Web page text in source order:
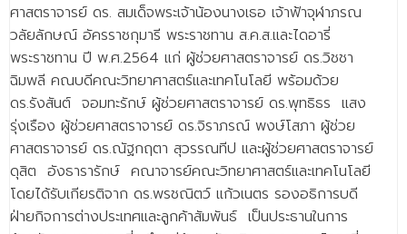
ศาสตราจารย์ ดร. สมเด็จพระเจ้าน้องนางเธอ เจ้าฟ้าจุฬาภรณ
วลัยลักษณ์ อัครราชกุมารี พระราชทาน ส.ค.ส.และไดอารี่
พระราชทาน ปี พ.ศ.2564 แก่ ผู้ช่วยศาสตราจารย์ ดร.วิชชา
ฉิมพลี คณบดีคณะวิทยาศาสตร์และเทคโนโลยี พร้อมด้วย
ดร.รังสันต์ จอมทะรักษ์ ผู้ช่วยศาสตราจารย์ ดร.พุทธิธร แสง
รุ่งเรือง ผู้ช่วยศาสตราจารย์ ดร.จิราภรณ์ พงษ์โสภา ผู้ช่วย
ศาสตราจารย์ ดร.ณัฐกฤตา สุวรรณทีป และผู้ช่วยศาสตราจารย์
ดุสิต อังธารารักษ์ คณาจารย์คณะวิทยาศาสตร์และเทคโนโลยี
โดยได้รับเกียรติจาก ดร.พรชณิตว์ แก้วเนตร รองอธิการบดี
ฝ่ายกิจการต่างประเทศและลูกค้าสัมพันธ์ เป็นประธานในการ